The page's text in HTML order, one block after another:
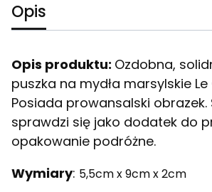
Opis
Opis produktu: Ozdobna,
puszka na mydła marsylskie
Posiada prowansalski obrazek.
sprawdzi się jako dodatek do
opakowanie podróżne.
Wymiary: 5,5cm x 9cm x 2cm